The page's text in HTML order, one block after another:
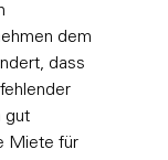
dem
dass
gut
Miete für